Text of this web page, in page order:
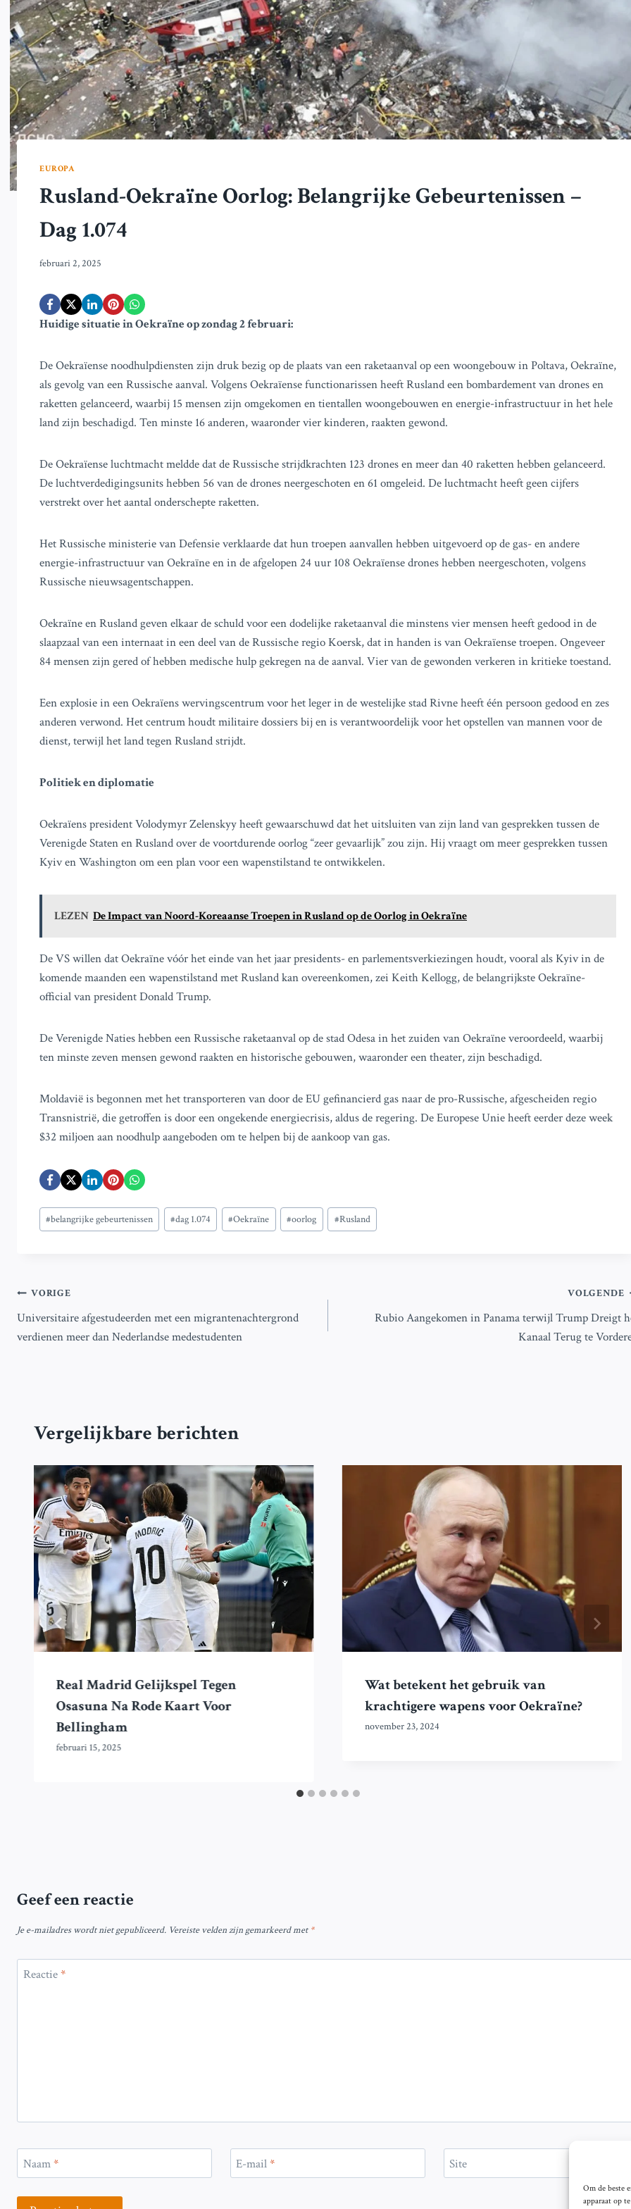
Om de beste
apparaat op
EUROPA
Rusland-Oekraïne Oorlog: Belangrijke Gebeurtenissen –
Dag 1.074
februari 2, 2025
Huidige situatie in Oekraïne op zondag 2 februari:
De Oekraïense noodhulpdiensten zijn druk bezig op de plaats van een raketaanval op een woongebouw in Poltava, Oekraïne,
als gevolg van een Russische aanval. Volgens Oekraïense functionarissen heeft Rusland een bombardement van drones en
raketten gelanceerd, waarbij 15 mensen zijn omgekomen en tientallen woongebouwen en energie-infrastructuur in het hele
land zijn beschadigd. Ten minste 16 anderen, waaronder vier kinderen, raakten gewond.
De Oekraïense luchtmacht meldde dat de Russische strijdkrachten 123 drones en meer dan 40 raketten hebben gelanceerd.
De luchtverdedigingsunits hebben 56 van de drones neergeschoten en 61 omgeleid. De luchtmacht heeft geen cijfers
verstrekt over het aantal onderschepte raketten.
Het Russische ministerie van Defensie verklaarde dat hun troepen aanvallen hebben uitgevoerd op de gas- en andere
energie-infrastructuur van Oekraïne en in de afgelopen 24 uur 108 Oekraïense drones hebben neergeschoten, volgens
Russische nieuwsagentschappen.
Oekraïne en Rusland geven elkaar de schuld voor een dodelijke raketaanval die minstens vier mensen heeft gedood in de
slaapzaal van een internaat in een deel van de Russische regio Koersk, dat in handen is van Oekraïense troepen. Ongeveer
84 mensen zijn gered of hebben medische hulp gekregen na de aanval. Vier van de gewonden verkeren in kritieke toestand.
Een explosie in een Oekraïens wervingscentrum voor het leger in de westelijke stad Rivne heeft één persoon gedood en zes
anderen verwond. Het centrum houdt militaire dossiers bij en is verantwoordelijk voor het opstellen van mannen voor de
dienst, terwijl het land tegen Rusland strijdt.
Politiek en diplomatie
Oekraïens president Volodymyr Zelenskyy heeft gewaarschuwd dat het uitsluiten van zijn land van gesprekken tussen de
Verenigde Staten en Rusland over de voortdurende oorlog “zeer gevaarlijk” zou zijn. Hij vraagt om meer gesprekken tussen
Kyiv en Washington om een plan voor een wapenstilstand te ontwikkelen.
LEZEN De Impact van Noord-Koreaanse Troepen in Rusland op de Oorlog in Oekraïne
De VS willen dat Oekraïne vóór het einde van het jaar presidents- en parlementsverkiezingen houdt, vooral als Kyiv in de
komende maanden een wapenstilstand met Rusland kan overeenkomen, zei Keith Kellogg, de belangrijkste Oekraïne-
official van president Donald Trump.
De Verenigde Naties hebben een Russische raketaanval op de stad Odesa in het zuiden van Oekraïne veroordeeld, waarbij
ten minste zeven mensen gewond raakten en historische gebouwen, waaronder een theater, zijn beschadigd.
Moldavië is begonnen met het transporteren van door de EU gefinancierd gas naar de pro-Russische, afgescheiden regio
Transnistrië, die getroffen is door een ongekende energiecrisis, aldus de regering. De Europese Unie heeft eerder deze week
$32 miljoen aan noodhulp aangeboden om te helpen bij de aankoop van gas.
Bericht
tags:
#belangrijke gebeurtenissen #dag 1.074 #Oekraïne #oorlog #Rusland
Bericht
navigatie
VORIGE
Universitaire afgestudeerden met een migrantenachtergrond
verdienen meer dan Nederlandse medestudenten
VOLGENDE
Rubio Aangekomen in Panama terwijl Trump Dreigt
Kanaal Terug te
Vergelijkbare berichten
Real Madrid Gelijkspel Tegen
Osasuna Na Rode Kaart Voor
Bellingham
februari 15, 2025
Wat betekent het gebruik van
krachtigere wapens voor Oekraïne?
november 23, 2024
Geef een reactie
Je e-mailadres wordt niet gepubliceerd. Vereiste velden zijn gemarkeerd met*
Reactie*
Naam* E-mail* Site